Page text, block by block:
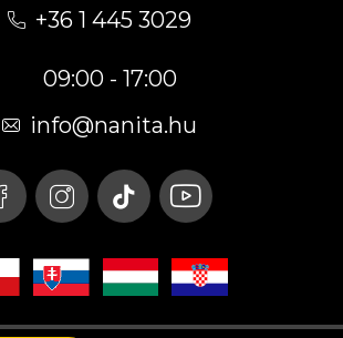
+36 1 445 3029
09:00 - 17:00
info@nanita.hu